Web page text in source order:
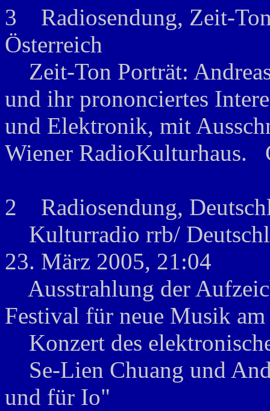
3 Radiosendung, Zeit-
Österreich
Zeit-Ton Porträt:
und ihr prononciertes
und Elektronik, mit
Wiener RadioKulturhaus.
2 Radiosendung,
Kulturradio rrb/
23. März 2005, 21:04
Ausstrahlung der
Festival für neue Musik
Konzert des
Se-Lien Chuang und
und für Io"